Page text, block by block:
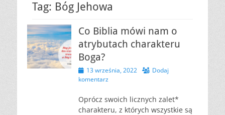
Tag: Bóg Jehowa
Co Biblia mówi nam o
atrybutach charakteru
Boga?
Opublikowano
13 września, 2022
Dodaj
komentarz
Oprócz swoich licznych zalet*
charakteru, z których wszystkie są